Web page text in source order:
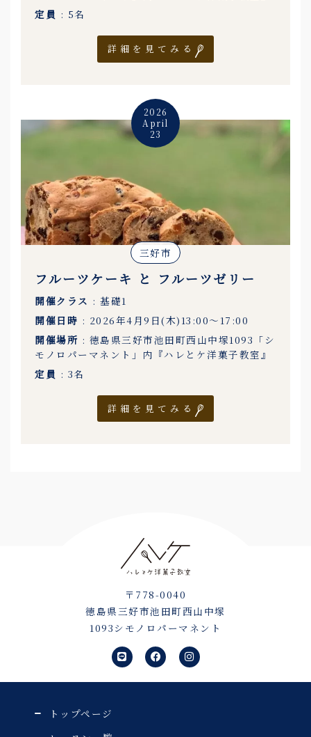
定員 : 5名
詳細を見てみる
2026
April
23
三好市
フルーツケーキ と フルーツゼリー
開催クラス : 基礎1
開催日時 : 2026年4月9日(木)13:00〜17:00
開催場所 : 徳島県三好市池田町西山中塚1093「シ
モノロパーマネント」内『ハレとケ洋菓子教室』
定員 : 3名
詳細を見てみる
〒778-0040
徳島県三好市池田町西山中塚
1093シモノロパーマネント
L
i
n
e
F
a
c
e
I
n
s
t
トップページ